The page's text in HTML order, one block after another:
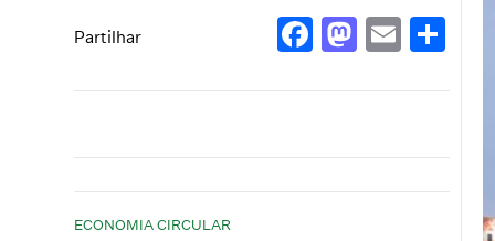
Partilhar Facebook
Email
ECONOMIA CIRCULAR